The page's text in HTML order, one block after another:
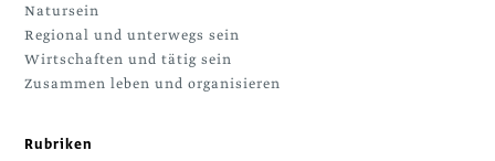
Natursein
Regional und unterwegs sein
Wirtschaften und tätig sein
Zusammen leben und organisieren
Rubriken